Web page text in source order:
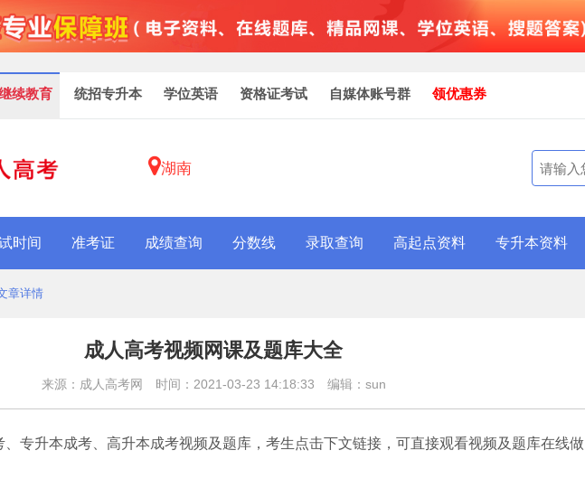
续教育 统招专升本 学位英语 资格证考试 自媒体账号群 领优惠券
湖南
时间 准考证 成绩查询 分数线 录取查询 高起点资料 专升本资料
章详情
成人高考视频网课及题库大全
来源：成人高考网 时间：2021-03-23 14:18:33 编辑：sun
、专升本成考、高升本成考视频及题库，考生点击下文链接，可直接观看视频及题库在线做